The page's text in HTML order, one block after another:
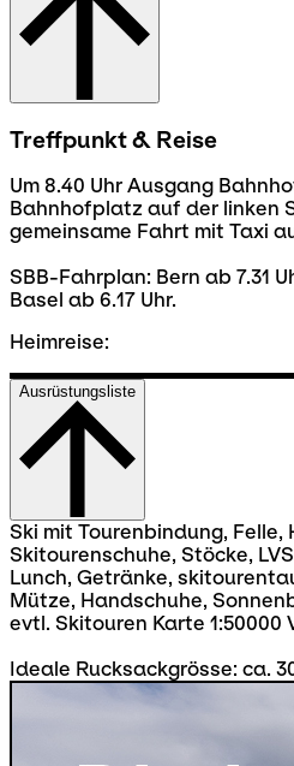
Treffpunkt & Reise
Um 8.40 Uhr Ausgang
Bahnhofplatz auf der linken
gemeinsame Fahrt mit Taxi
SBB-Fahrplan: Bern ab 7.31
Basel ab 6.17 Uhr.
Heimreise:
Ausrüstungsliste
Ski mit Tourenbindung, Felle,
Skitourenschuhe, Stöcke,
Lunch, Getränke,
Mütze, Handschuhe,
evtl. Skitouren Karte 1:50000
Ideale Rucksackgrösse: ca. 30